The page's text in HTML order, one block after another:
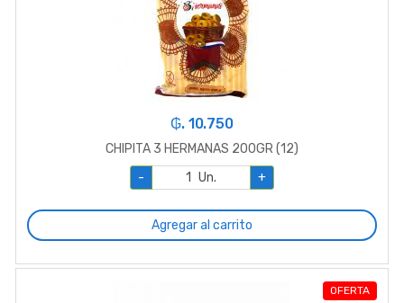
₲. 10.750
CHIPITA 3 HERMANAS 200GR (12)
-
Un. +
Agregar al carrito
OFERTA